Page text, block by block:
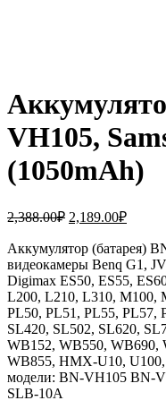
VH105,
(1050mAh)
2,388.00₽ Первоначальная
составляла
2,388.00₽.
2,189.00₽
Аккумулятор (батарея)
видеокамеры Benq G1,
Digimax ES50, ES55,
L200, L210, L310, M100,
PL50, PL51, PL55, PL57,
SL420, SL502, SL620,
WB152, WB550, WB690,
WB855, HMX-U10,
модели: BN-VH105 BN-
SLB-10A